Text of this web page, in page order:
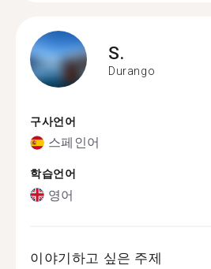
S.
Durango
구사언어
스페인어
학습언어
영어
이야기하고 싶은 주제